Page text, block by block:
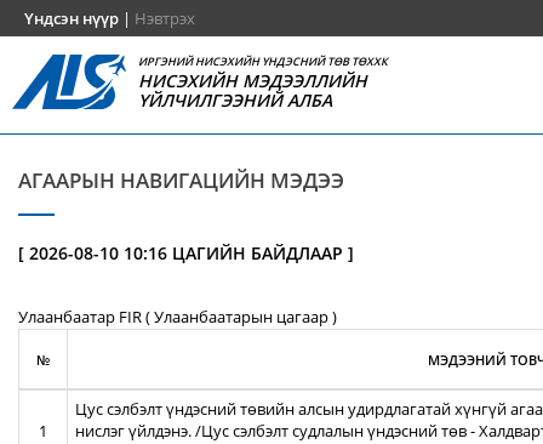
Үндсэн нүүр | Нэвтрэх
ИРГЭНИЙ НИСЭХИЙН ҮНДЭСНИЙ ТӨВ ТӨХХК
НИСЭХИЙН МЭДЭЭЛЛИЙН
ҮЙЛЧИЛГЭЭНИЙ АЛБА
АГААРЫН НАВИГАЦИЙН МЭДЭЭ
[ 2026-08-10 10:16 ЦАГИЙН БАЙДЛААР ]
Улаанбаатар FIR ( Улаанбаатарын цагаар )
№ МЭДЭЭНИЙ
1
Цус сэлбэлт үндэсний төвийн алсын удирдлагатай хүнгүй
нислэг үйлдэнэ. /Цус сэлбэлт судлалын үндэсний төв -